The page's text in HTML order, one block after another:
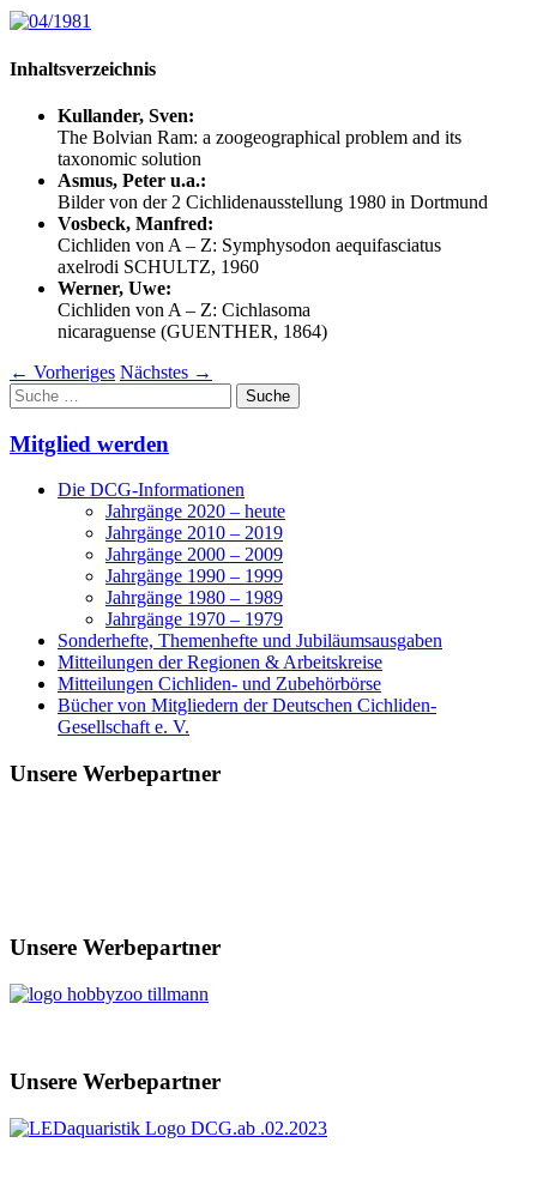
Inhaltsverzeichnis
Kullander, Sven:
The Bolvian Ram: a zoogeographical problem and its
taxonomic solution
Asmus, Peter u.a.:
Bilder von der 2 Cichlidenausstellung 1980 in Dortmund
Vosbeck, Manfred:
Cichliden von A – Z: Symphysodon aequifasciatus
axelrodi SCHULTZ, 1960
Werner, Uwe:
Cichliden von A – Z: Cichlasoma
nicaraguense (GUENTHER, 1864)
← Vorheriges Nächstes →
Suche
nach:
Mitglied werden
Die DCG-Informationen
Jahrgänge 2020 – heute
Jahrgänge 2010 – 2019
Jahrgänge 2000 – 2009
Jahrgänge 1990 – 1999
Jahrgänge 1980 – 1989
Jahrgänge 1970 – 1979
Sonderhefte, Themenhefte und Jubiläumsausgaben
Mitteilungen der Regionen & Arbeitskreise
Mitteilungen Cichliden- und Zubehörbörse
Bücher von Mitgliedern der Deutschen Cichliden-
Gesellschaft e. V.
Unsere Werbepartner
Unsere Werbepartner
Unsere Werbepartner